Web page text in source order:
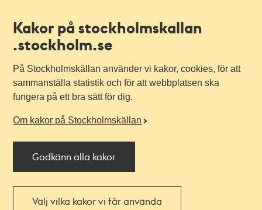
Kakor på stockholmskallan
.stockholm.se
På Stockholmskällan använder vi kakor, cookies, för att
sammanställa statistik och för att webbplatsen ska
fungera på ett bra sätt för dig.
Om kakor på Stockholmskällan
Godkänn alla kakor
Välj vilka kakor vi får använda